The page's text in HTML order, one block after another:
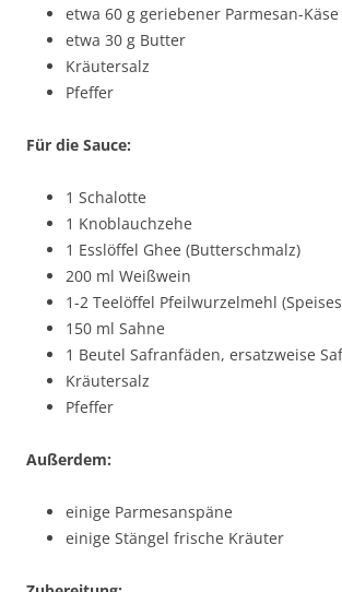
etwa 60 g geriebener Parmesan-Käse
etwa 30 g Butter
Kräutersalz
Pfeffer
Für die Sauce:
1 Schalotte
1 Knoblauchzehe
1 Esslöffel Ghee (Butterschmalz)
200 ml Weißwein
1-2 Teelöffel Pfeilwurzelmehl
150 ml Sahne
1 Beutel Safranfäden, ersatzweise
Kräutersalz
Pfeffer
Außerdem:
einige Parmesanspäne
einige Stängel frische Kräuter